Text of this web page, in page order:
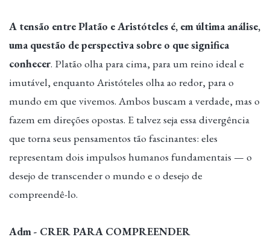
A tensão entre Platão e Aristóteles é, em última análise,
uma questão de perspectiva sobre o que significa
conhecer. Platão olha para cima, para um reino ideal e
imutável, enquanto Aristóteles olha ao redor, para o
mundo em que vivemos. Ambos buscam a verdade, mas o
fazem em direções opostas. E talvez seja essa divergência
que torna seus pensamentos tão fascinantes: eles
representam dois impulsos humanos fundamentais — o
desejo de transcender o mundo e o desejo de
compreendê-lo.
Adm - CRER PARA COMPREENDER